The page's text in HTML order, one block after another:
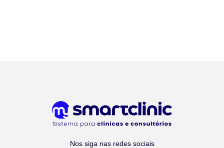
Nos siga nas redes sociais